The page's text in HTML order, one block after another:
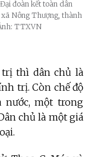
đoàn kết toàn dân
Nông Thượng, thành
TTXVN
thì dân chủ là
trị. Còn chế độ
một trong
chủ là một giá